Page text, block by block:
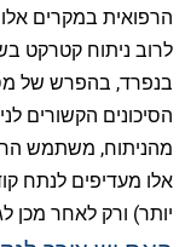
הרפואית במקרים
לרוב ניתוח קטרקט
בנפרד, בהפרש של
הסיכונים הקשורים
מהניתוח, משתמש
אלו מעדיפים לנתח
יותר) ורק לאחר מכן